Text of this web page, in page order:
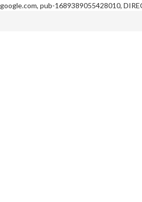
google.com, pub-1689389055428010,